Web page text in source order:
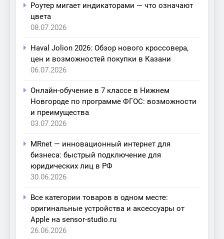
Роутер мигает индикаторами — что означают
цвета
08.07.2026
Haval Jolion 2026: Обзор нового кроссовера,
цен и возможностей покупки в Казани
06.07.2026
Онлайн-обучение в 7 классе в Нижнем
Новгороде по программе ФГОС: возможности
и преимущества
03.07.2026
MRnet — инновационный интернет для
бизнеса: быстрый подключение для
юридических лиц в РФ
30.06.2026
Все категории товаров в одном месте:
оригинальные устройства и аксессуары от
Apple на sensor-studio.ru
26.06.2026